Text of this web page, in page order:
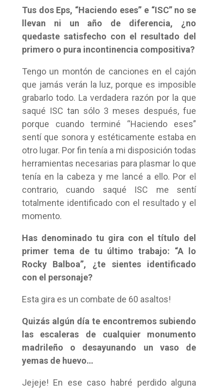
Tus dos Eps, “Haciendo eses” e “ISC” no se
llevan ni un año de diferencia, ¿no
quedaste satisfecho con el resultado del
primero o pura incontinencia compositiva?
Tengo un montón de canciones en el cajón
que jamás verán la luz, porque es imposible
grabarlo todo. La verdadera razón por la que
saqué ISC tan sólo 3 meses después, fue
porque cuando terminé “Haciendo eses”
sentí que sonora y estéticamente estaba en
otro lugar. Por fin tenía a mi disposición todas
herramientas necesarias para plasmar lo que
tenía en la cabeza y me lancé a ello. Por el
contrario, cuando saqué ISC me sentí
totalmente identificado con el resultado y el
momento.
Has denominado tu gira con el título del
primer tema de tu último trabajo: “A lo
Rocky Balboa”, ¿te sientes identificado
con el personaje?
Esta gira es un combate de 60 asaltos!
Quizás algún día te encontremos subiendo
las escaleras de cualquier monumento
madrileño o desayunando un vaso de
yemas de huevo…
Jejeje! En ese caso habré perdido alguna